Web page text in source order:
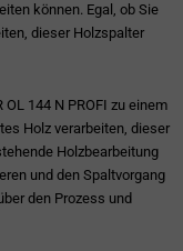
können. Egal, ob Sie
dieser Holzspalter
144 N PROFI zu einem
Holz verarbeiten, dieser
Holzbearbeitung
und den Spaltvorgang
den Prozess und